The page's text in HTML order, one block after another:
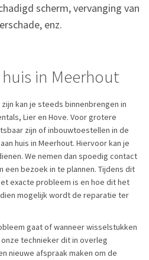
scherm, vervanging van
enz.
in Meerhout
kan je steeds binnenbrengen in
Lier en Hove. Voor grotere
zijn of inbouwtoestellen in de
huis in Meerhout. Hiervoor kan je
We nemen dan spoedig contact
bezoek in te plannen. Tijdens dit
exacte probleem is en hoe dit het
mogelijk wordt de reparatie ter
gaat of wanneer wisselstukken
technieker dit in overleg
nieuwe afspraak maken om de